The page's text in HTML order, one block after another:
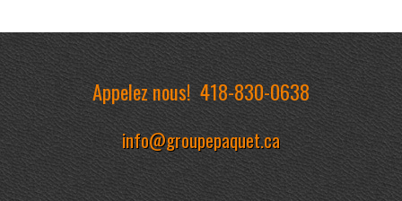
Appelez nous!418-830-0638
info@groupepaquet.ca